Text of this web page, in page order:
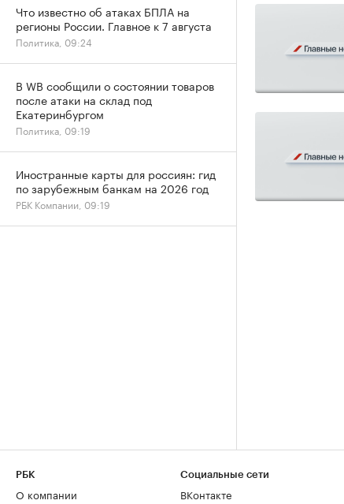
Что известно об атаках БПЛА на
регионы России. Главное к 7 августа
Политика, 09:24
В WB сообщили о состоянии товаров
после атаки на склад под
Екатеринбургом
Политика, 09:19
Иностранные карты для россиян: гид
по зарубежным банкам на 2026 год
РБК Компании, 09:19
РБК
О компании
Социальные сети
ВКонтакте